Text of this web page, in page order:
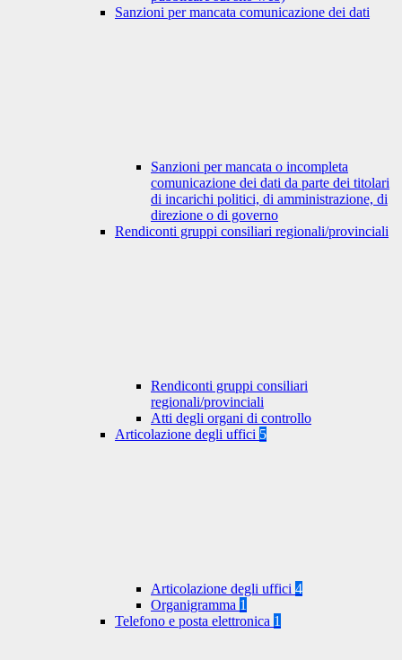
Sanzioni per mancata comunicazione dei dati
Sanzioni per mancata o incompleta
comunicazione dei dati da parte dei titolari
di incarichi politici, di amministrazione, di
direzione o di governo
Rendiconti gruppi consiliari regionali/provinciali
Rendiconti gruppi consiliari
regionali/provinciali
Atti degli organi di controllo
Articolazione degli uffici 5
Articolazione degli uffici 4
Organigramma 1
Telefono e posta elettronica 1